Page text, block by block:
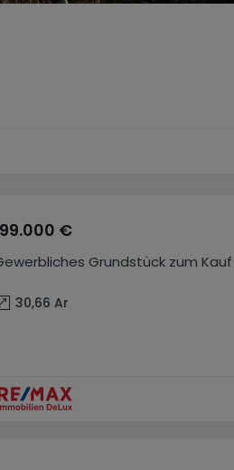
Grundstück zum Kauf
€
30,66 Ar